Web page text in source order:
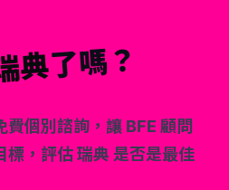
典了嗎？
個別諮詢，讓 BFE 顧問
標，評估 瑞典 是否是最佳